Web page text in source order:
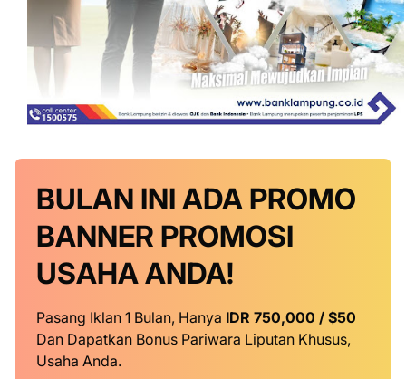
BULAN INI ADA PROMO
BANNER PROMOSI
USAHA ANDA!
Pasang Iklan 1 Bulan, Hanya IDR 750,000 / $50
Dan Dapatkan Bonus Pariwara Liputan Khusus,
Usaha Anda.